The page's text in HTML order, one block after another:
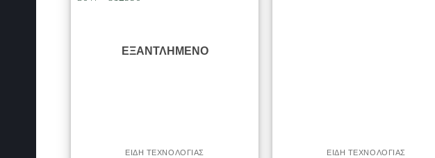
ΕΞΑΝΤΛΗΜΈΝΟ
ΕΙΔΗ ΤΕΧΝΟΛΟΓΙΑΣ ΕΙΔΗ ΤΕΧΝΟΛΟΓΙΑΣ